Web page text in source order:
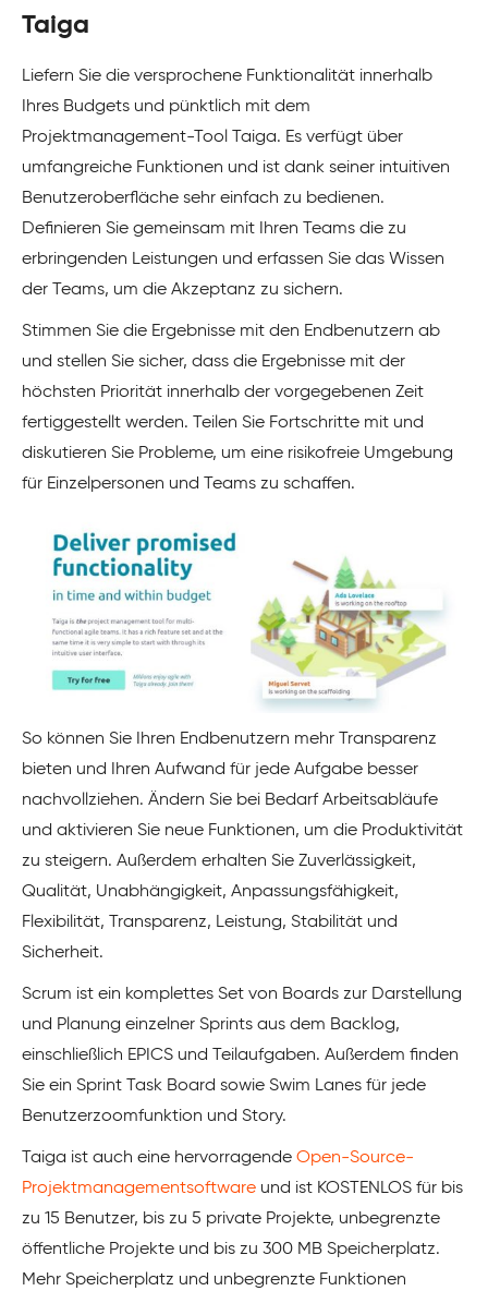
Taiga
Liefern Sie die versprochene Funktionalität innerhalb
Ihres Budgets und pünktlich mit dem
Projektmanagement-Tool Taiga. Es verfügt über
umfangreiche Funktionen und ist dank seiner intuitiven
Benutzeroberfläche sehr einfach zu bedienen.
Definieren Sie gemeinsam mit Ihren Teams die zu
erbringenden Leistungen und erfassen Sie das Wissen
der Teams, um die Akzeptanz zu sichern.
Stimmen Sie die Ergebnisse mit den Endbenutzern ab
und stellen Sie sicher, dass die Ergebnisse mit der
höchsten Priorität innerhalb der vorgegebenen Zeit
fertiggestellt werden. Teilen Sie Fortschritte mit und
diskutieren Sie Probleme, um eine risikofreie Umgebung
für Einzelpersonen und Teams zu schaffen.
So können Sie Ihren Endbenutzern mehr Transparenz
bieten und Ihren Aufwand für jede Aufgabe besser
nachvollziehen. Ändern Sie bei Bedarf Arbeitsabläufe
und aktivieren Sie neue Funktionen, um die Produktivität
zu steigern. Außerdem erhalten Sie Zuverlässigkeit,
Qualität, Unabhängigkeit, Anpassungsfähigkeit,
Flexibilität, Transparenz, Leistung, Stabilität und
Sicherheit.
Scrum ist ein komplettes Set von Boards zur Darstellung
und Planung einzelner Sprints aus dem Backlog,
einschließlich EPICS und Teilaufgaben. Außerdem finden
Sie ein Sprint Task Board sowie Swim Lanes für jede
Benutzerzoomfunktion und Story.
Taiga ist auch eine hervorragende Open-Source-
Projektmanagementsoftware und ist KOSTENLOS für bis
zu 15 Benutzer, bis zu 5 private Projekte, unbegrenzte
öffentliche Projekte und bis zu 300 MB Speicherplatz.
Mehr Speicherplatz und unbegrenzte Funktionen